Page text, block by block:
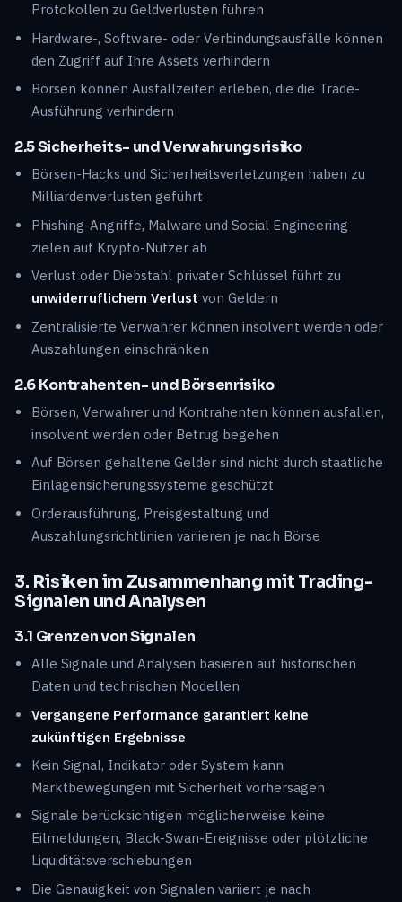
Protokollen zu Geldverlusten führen
Hardware-, Software- oder Verbindungsausfälle können
den Zugriff auf Ihre Assets verhindern
Börsen können Ausfallzeiten erleben, die die Trade-
Ausführung verhindern
2.5 Sicherheits- und Verwahrungsrisiko
Börsen-Hacks und Sicherheitsverletzungen haben zu
Milliardenverlusten geführt
Phishing-Angriffe, Malware und Social Engineering
zielen auf Krypto-Nutzer ab
Verlust oder Diebstahl privater Schlüssel führt zu
unwiderruflichem Verlust von Geldern
Zentralisierte Verwahrer können insolvent werden oder
Auszahlungen einschränken
2.6 Kontrahenten- und Börsenrisiko
Börsen, Verwahrer und Kontrahenten können ausfallen,
insolvent werden oder Betrug begehen
Auf Börsen gehaltene Gelder sind nicht durch staatliche
Einlagensicherungssysteme geschützt
Orderausführung, Preisgestaltung und
Auszahlungsrichtlinien variieren je nach Börse
3. Risiken im Zusammenhang mit Trading-
Signalen und Analysen
3.1 Grenzen von Signalen
Alle Signale und Analysen basieren auf historischen
Daten und technischen Modellen
Vergangene Performance garantiert keine
zukünftigen Ergebnisse
Kein Signal, Indikator oder System kann
Marktbewegungen mit Sicherheit vorhersagen
Signale berücksichtigen möglicherweise keine
Eilmeldungen, Black-Swan-Ereignisse oder plötzliche
Liquiditätsverschiebungen
Die Genauigkeit von Signalen variiert je nach